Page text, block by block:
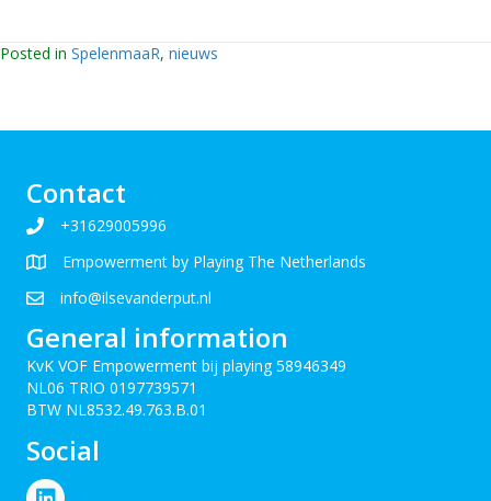
Posted in SpelenmaaR, nieuws
Contact
+31629005996
Empowerment by Playing The Netherlands
info@ilsevanderput.nl
General information
KvK VOF Empowerment bij playing 58946349
NL06 TRIO 0197739571
BTW NL8532.49.763.B.01
Social